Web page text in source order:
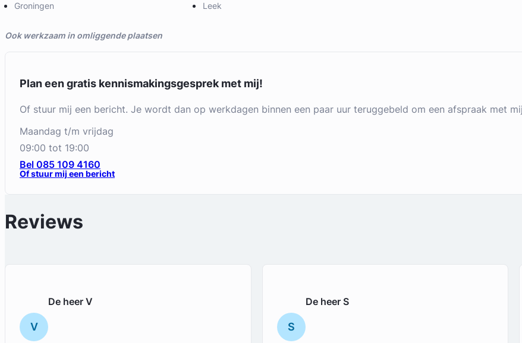
Groningen Leek
Ook werkzaam in omliggende plaatsen
Plan een gratis kennismakingsgesprek met mij!
Of stuur mij een bericht. Je wordt dan op werkdagen binnen een paar uur teruggebeld om een afspraak met
maandag t/m vrijdag
09:00 tot 19:00
Bel 085 109 4160
Of stuur mij een bericht
Reviews
V
De heer V
S
De heer S